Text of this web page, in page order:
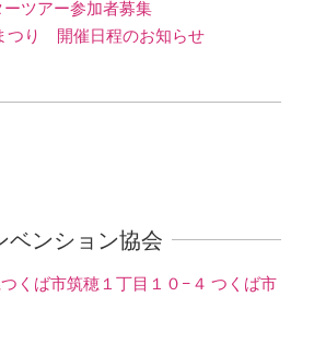
ツアー参加者募集
つり 開催日程のお知らせ
ベンション協会
くば市筑穂１丁目１０−４ つくば市